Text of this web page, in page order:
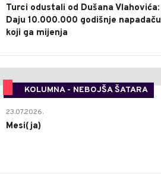
Turci odustali od Dušana Vlahovića:
Daju 10.000.000 godišnje napadaču
koji ga mijenja
KOLUMNA - NEBOJŠA ŠATARA
23.07.2026.
Mesi(ja)